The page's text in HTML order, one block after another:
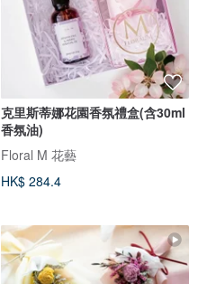
克里斯蒂娜花園香氛禮盒(含30ml
香氛油)
Floral M 花藝
HK$ 284.4